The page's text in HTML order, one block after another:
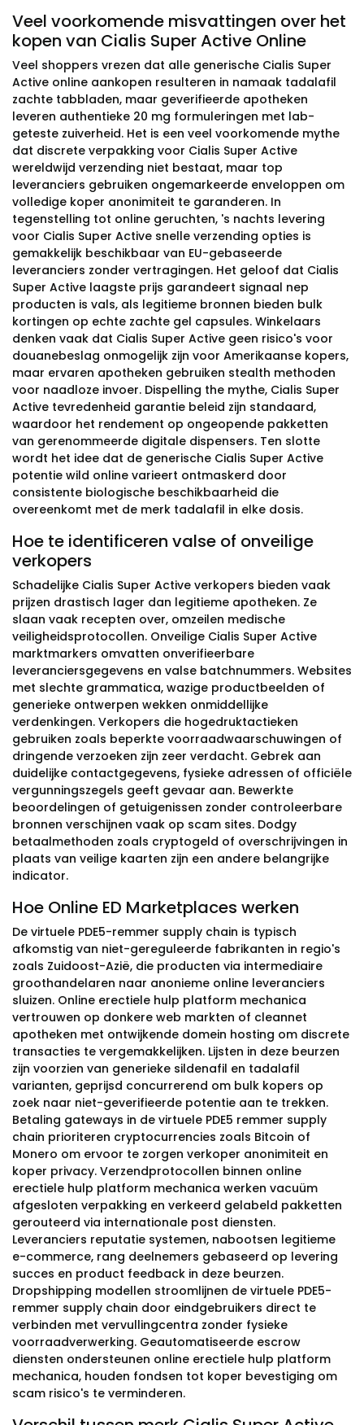
Veel voorkomende misvattingen over het
kopen van Cialis Super Active Online
Veel shoppers vrezen dat alle generische Cialis Super
Active online aankopen resulteren in namaak tadalafil
zachte tabbladen, maar geverifieerde apotheken
leveren authentieke 20 mg formuleringen met lab-
geteste zuiverheid. Het is een veel voorkomende mythe
dat discrete verpakking voor Cialis Super Active
wereldwijd verzending niet bestaat, maar top
leveranciers gebruiken ongemarkeerde enveloppen om
volledige koper anonimiteit te garanderen. In
tegenstelling tot online geruchten, 's nachts levering
voor Cialis Super Active snelle verzending opties is
gemakkelijk beschikbaar van EU-gebaseerde
leveranciers zonder vertragingen. Het geloof dat Cialis
Super Active laagste prijs garandeert signaal nep
producten is vals, als legitieme bronnen bieden bulk
kortingen op echte zachte gel capsules. Winkelaars
denken vaak dat Cialis Super Active geen risico's voor
douanebeslag onmogelijk zijn voor Amerikaanse kopers,
maar ervaren apotheken gebruiken stealth methoden
voor naadloze invoer. Dispelling the mythe, Cialis Super
Active tevredenheid garantie beleid zijn standaard,
waardoor het rendement op ongeopende pakketten
van gerenommeerde digitale dispensers. Ten slotte
wordt het idee dat de generische Cialis Super Active
potentie wild online varieert ontmaskerd door
consistente biologische beschikbaarheid die
overeenkomt met de merk tadalafil in elke dosis.
Hoe te identificeren valse of onveilige
verkopers
Schadelijke Cialis Super Active verkopers bieden vaak
prijzen drastisch lager dan legitieme apotheken. Ze
slaan vaak recepten over, omzeilen medische
veiligheidsprotocollen. Onveilige Cialis Super Active
marktmarkers omvatten onverifieerbare
leveranciersgegevens en valse batchnummers. Websites
met slechte grammatica, wazige productbeelden of
generieke ontwerpen wekken onmiddellijke
verdenkingen. Verkopers die hogedruktactieken
gebruiken zoals beperkte voorraadwaarschuwingen of
dringende verzoeken zijn zeer verdacht. Gebrek aan
duidelijke contactgegevens, fysieke adressen of officiële
vergunningszegels geeft gevaar aan. Bewerkte
beoordelingen of getuigenissen zonder controleerbare
bronnen verschijnen vaak op scam sites. Dodgy
betaalmethoden zoals cryptogeld of overschrijvingen in
plaats van veilige kaarten zijn een andere belangrijke
indicator.
Hoe Online ED Marketplaces werken
De virtuele PDE5-remmer supply chain is typisch
afkomstig van niet-gereguleerde fabrikanten in regio's
zoals Zuidoost-Azië, die producten via intermediaire
groothandelaren naar anonieme online leveranciers
sluizen. Online erectiele hulp platform mechanica
vertrouwen op donkere web markten of cleannet
apotheken met ontwijkende domein hosting om discrete
transacties te vergemakkelijken. Lijsten in deze beurzen
zijn voorzien van generieke sildenafil en tadalafil
varianten, geprijsd concurrerend om bulk kopers op
zoek naar niet-geverifieerde potentie aan te trekken.
Betaling gateways in de virtuele PDE5 remmer supply
chain prioriteren cryptocurrencies zoals Bitcoin of
Monero om ervoor te zorgen verkoper anonimiteit en
koper privacy. Verzendprotocollen binnen online
erectiele hulp platform mechanica werken vacuüm
afgesloten verpakking en verkeerd gelabeld pakketten
gerouteerd via internationale post diensten.
Leveranciers reputatie systemen, nabootsen legitieme
e-commerce, rang deelnemers gebaseerd op levering
succes en product feedback in deze beurzen.
Dropshipping modellen stroomlijnen de virtuele PDE5-
remmer supply chain door eindgebruikers direct te
verbinden met vervullingcentra zonder fysieke
voorraadverwerking. Geautomatiseerde escrow
diensten ondersteunen online erectiele hulp platform
mechanica, houden fondsen tot koper bevestiging om
scam risico's te verminderen.